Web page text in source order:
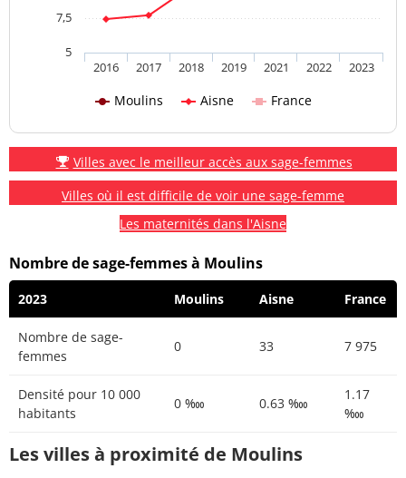
Moulins Aisne France
2016 2017 2018 2019 2021 2022 2023
5
7,5
Villes avec le meilleur accès aux sage-femmes
Villes où il est difficile de voir une sage-femme
Les maternités dans l'Aisne
Nombre de sage-femmes à Moulins
2023 Moulins Aisne France
Nombre de sage-
femmes
0 33 7 975
Densité pour 10 000
habitants
0 ‱ 0.63 ‱
1.17
‱
Les villes à proximité de Moulins